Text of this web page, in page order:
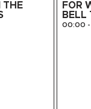
THE
FOR
BELL
00:00 -